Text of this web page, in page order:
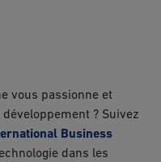
vous passionne et
? Suivez
Business
dans les